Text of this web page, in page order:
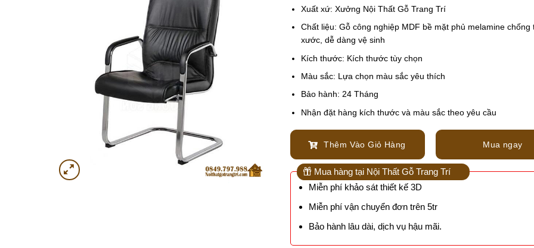
Xuất xứ: Xưởng Nội Thất Gỗ Trang Trí
Chất liệu: Gỗ công nghiệp MDF bề mặt phủ melamine chống
xước, dễ dàng vệ sinh
Kích thước: Kích thước tùy chọn
Màu sắc: Lựa chọn màu sắc yêu thích
Bảo hành: 24 Tháng
Nhận đặt hàng kích thước và màu sắc theo yêu cầu
Thêm Vào Giỏ Hàng Mua ngay
Mua hàng tại Nội Thất Gỗ Trang Trí
Miễn phí khảo sát thiết kế 3D
Miễn phí vận chuyển đơn trên 5tr
Bảo hành lâu dài, dịch vụ hậu mãi.